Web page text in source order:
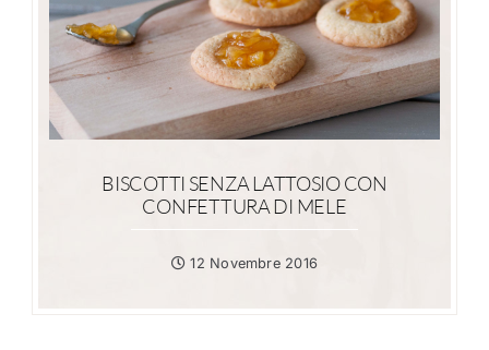
BISCOTTI SENZA LATTOSIO CON
CONFETTURA DI MELE
12 Novembre 2016